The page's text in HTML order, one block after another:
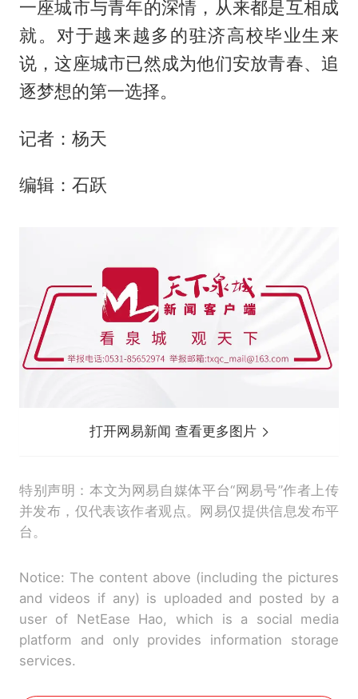
一座城市与青年的深情，从来都是互相成
就。对于越来越多的驻济高校毕业生来
说，这座城市已然成为他们安放青春、追
逐梦想的第一选择。
记者：杨天
编辑：石跃
打开网易新闻 查看更多图片
特别声明：本文为网易自媒体平台“网易号”作者上传
并发布，仅代表该作者观点。网易仅提供信息发布平
台。
Notice: The content above (including the pictures
and videos if any) is uploaded and posted by a
user of NetEase Hao, which is a social media
platform and only provides information storage
services.